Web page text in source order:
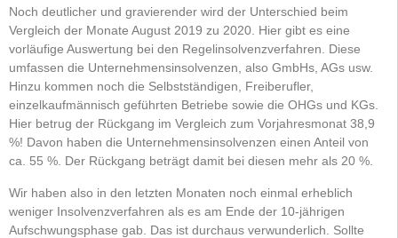
Noch deutlicher und gravierender wird der Unterschied beim
Vergleich der Monate August 2019 zu 2020. Hier gibt es eine
vorläufige Auswertung bei den Regelinsolvenzverfahren. Diese
umfassen die Unternehmensinsolvenzen, also GmbHs, AGs usw.
Hinzu kommen noch die Selbstständigen, Freiberufler,
einzelkaufmännisch geführten Betriebe sowie die OHGs und KGs.
Hier betrug der Rückgang im Vergleich zum Vorjahresmonat 38,9
%! Davon haben die Unternehmensinsolvenzen einen Anteil von
ca. 55 %. Der Rückgang beträgt damit bei diesen mehr als 20 %.
Wir haben also in den letzten Monaten noch einmal erheblich
weniger Insolvenzverfahren als es am Ende der 10-jährigen
Aufschwungsphase gab. Das ist durchaus verwunderlich. Sollte